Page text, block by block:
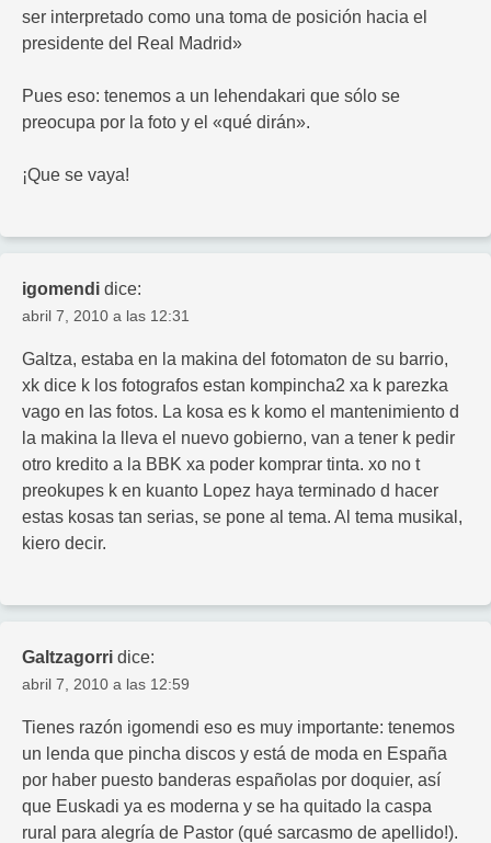
ser interpretado como una toma de posición hacia el
presidente del Real Madrid»
Pues eso: tenemos a un lehendakari que sólo se
preocupa por la foto y el «qué dirán».
¡Que se vaya!
igomendi dice:
abril 7, 2010 a las 12:31
Galtza, estaba en la makina del fotomaton de su barrio,
xk dice k los fotografos estan kompincha2 xa k parezka
vago en las fotos. La kosa es k komo el mantenimiento d
la makina la lleva el nuevo gobierno, van a tener k pedir
otro kredito a la BBK xa poder komprar tinta. xo no t
preokupes k en kuanto Lopez haya terminado d hacer
estas kosas tan serias, se pone al tema. Al tema musikal,
kiero decir.
Galtzagorri dice:
abril 7, 2010 a las 12:59
Tienes razón igomendi eso es muy importante: tenemos
un lenda que pincha discos y está de moda en España
por haber puesto banderas españolas por doquier, así
que Euskadi ya es moderna y se ha quitado la caspa
rural para alegría de Pastor (qué sarcasmo de apellido!).